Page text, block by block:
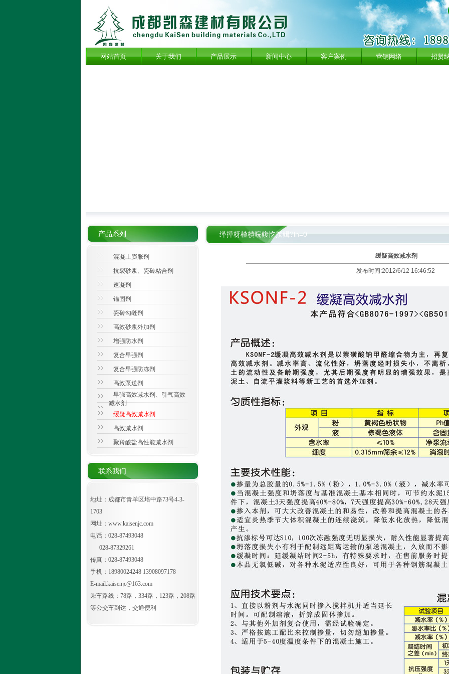
网站首页 关于我们 产品展示 新闻中心 客户案例 营销网络 招贤
产品系列
混凝土膨胀剂
抗裂砂浆、瓷砖粘合剂
速凝剂
锚固剂
瓷砖勾缝剂
高效砂浆外加剂
增强防水剂
复合早强剂
复合早强防冻剂
高效泵送剂
早强高效减水剂、引气高效
减水剂
缓疑高效减水剂
高效减水剂
聚羚酸盐高性能减水剂
联系我们
地址：成都市青羊区培中路73号4-3-
1703
网址： www.kaisenjc.com
电话：028-87493048
028-87329261
传真：028-87493048
手机：18980024248 13908097178
E-mail:kaisenjc@163.com
乘车路线：78路，334路，123路，208路
等公交车到达，交通便利
缂撶枒楂樻晥鍑忔按鍓?ln=0
缓疑高效减水剂
发布时间:2012/6/12 16:46:52